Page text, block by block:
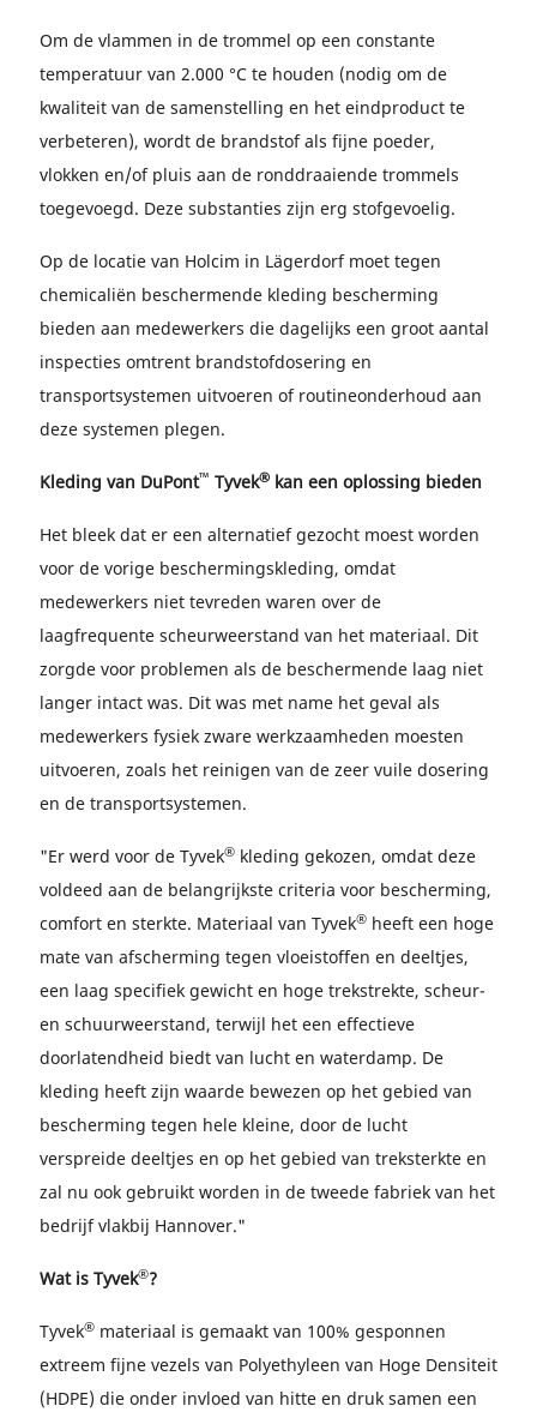
Om de vlammen in de trommel op een constante
temperatuur van 2.000 °C te houden (nodig om de
kwaliteit van de samenstelling en het eindproduct te
verbeteren), wordt de brandstof als fijne poeder,
vlokken en/of pluis aan de ronddraaiende trommels
toegevoegd. Deze substanties zijn erg stofgevoelig.
Op de locatie van Holcim in Lägerdorf moet tegen
chemicaliën beschermende kleding bescherming
bieden aan medewerkers die dagelijks een groot aantal
inspecties omtrent brandstofdosering en
transportsystemen uitvoeren of routineonderhoud aan
deze systemen plegen.
Kleding van DuPont™ Tyvek® kan een oplossing bieden
Het bleek dat er een alternatief gezocht moest worden
voor de vorige beschermingskleding, omdat
medewerkers niet tevreden waren over de
laagfrequente scheurweerstand van het materiaal. Dit
zorgde voor problemen als de beschermende laag niet
langer intact was. Dit was met name het geval als
medewerkers fysiek zware werkzaamheden moesten
uitvoeren, zoals het reinigen van de zeer vuile dosering
en de transportsystemen.
"Er werd voor de Tyvek® kleding gekozen, omdat deze
voldeed aan de belangrijkste criteria voor bescherming,
comfort en sterkte. Materiaal van Tyvek® heeft een hoge
mate van afscherming tegen vloeistoffen en deeltjes,
een laag specifiek gewicht en hoge trekstrekte, scheur-
en schuurweerstand, terwijl het een effectieve
doorlatendheid biedt van lucht en waterdamp. De
kleding heeft zijn waarde bewezen op het gebied van
bescherming tegen hele kleine, door de lucht
verspreide deeltjes en op het gebied van treksterkte en
zal nu ook gebruikt worden in de tweede fabriek van het
bedrijf vlakbij Hannover."
Wat is Tyvek®?
Tyvek® materiaal is gemaakt van 100% gesponnen
extreem fijne vezels van Polyethyleen van Hoge Densiteit
(HDPE) die onder invloed van hitte en druk samen een